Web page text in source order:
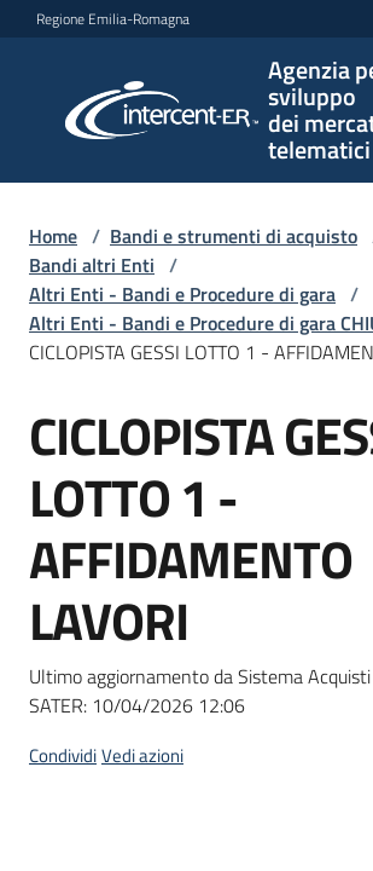
Vai al contenuto
Vai alla navigazione
Vai al footer
Regione Emilia-Romagna
Agenzia
sviluppo
dei
telematici
per lo
sviluppo
telematici
L'Agenzia
Bandi
strumenti
acquisto
Piattaforme
Home / Bandi e strumenti di acquisto
Bandi altri Enti /
Altri Enti - Bandi e Procedure di gara /
Altri Enti - Bandi e Procedure di gara
CICLOPISTA GESSI LOTTO 1 -
Salta al contenuto
CICLOPISTA
LOTTO 1 -
AFFIDAMENTO
LAVORI
Ultimo aggiornamento da Sistema
SATER: 10/04/2026 12:06
CondividiVedi azioni